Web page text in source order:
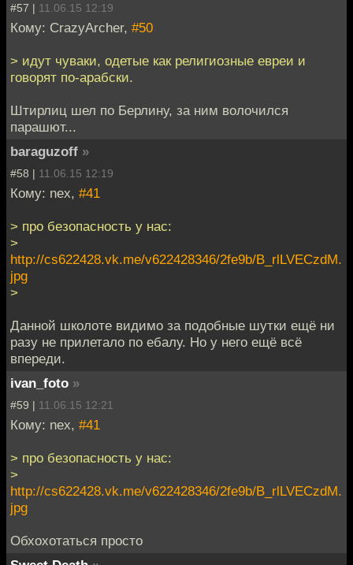
#57 | 11.06.15 12:19
Кому: CrazyArcher, #50
> идут чуваки, одетые как религиозные евреи и
говорят по-арабски.
Штирлиц шел по Берлину, за ним волочился
парашют...
baraguzoff »
#58 | 11.06.15 12:19
Кому: nex, #41
> про безопасность у нас:
>
http://cs622428.vk.me/v622428346/2fe9b/B_rlLVECzdM.
jpg
>
Данной школоте видимо за подобные шутки ещё ни
разу не прилетало по ебалу. Но у него ещё всё
впереди.
ivan_foto »
#59 | 11.06.15 12:21
Кому: nex, #41
> про безопасность у нас:
>
http://cs622428.vk.me/v622428346/2fe9b/B_rlLVECzdM.
jpg
Обхохотаться просто